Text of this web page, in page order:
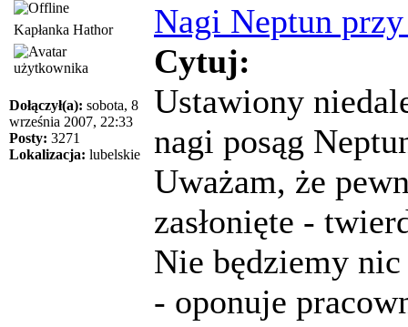
Kapłanka Hathor
Dołączył(a): sobota, 8
września 2007, 22:33
Posty: 3271
Lokalizacja: lubelskie
Nagi Neptun
Cytuj:
Ustawiony
nagi posąg
Uważam, że
zasłonięte -
Nie będziemy
- oponuje